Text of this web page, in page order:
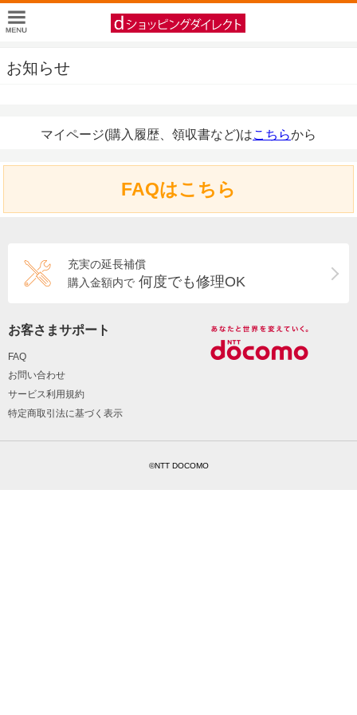
お知らせ
マイページ(購入履歴、領収書など)はこちらから
FAQはこちら
充実の延長補償
購入金額内で 何度でも修理OK
お客さまサポート
FAQ
お問い合わせ
サービス利用規約
特定商取引法に基づく表示
©NTT DOCOMO